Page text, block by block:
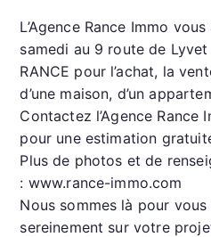
L’Agence Rance Immo
samedi au 9 route de Lyvet
RANCE pour l’achat, la
d’une maison, d’un
Contactez l’Agence
pour une estimation
Plus de photos et de
: www.rance-immo.com
Nous sommes là pour
sereinement sur votre